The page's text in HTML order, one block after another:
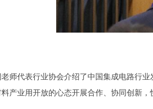
代表行业协会介绍了中国集成电路行业
产业用开放的心态开展合作、协同创新，